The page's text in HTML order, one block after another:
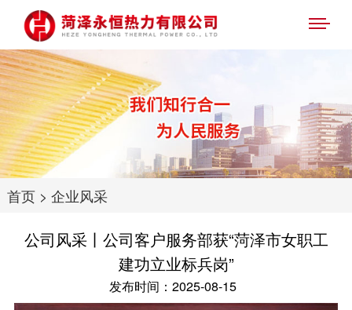
首页> 企业风采
公司风采丨公司客户服务部获“菏泽市女职工
建功立业标兵岗”
发布时间：2025-08-15